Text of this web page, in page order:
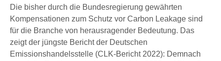
Die bisher durch die Bundesregierung gewährten
Kompensationen zum Schutz vor Carbon Leakage sind
für die Branche von herausragender Bedeutung. Das
zeigt der jüngste Bericht der Deutschen
Emissionshandelsstelle (CLK-Bericht 2022): Demnach